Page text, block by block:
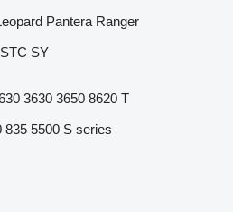
Pantera Ranger
STC SY
3630 3650 8620 T
835 5500 S series